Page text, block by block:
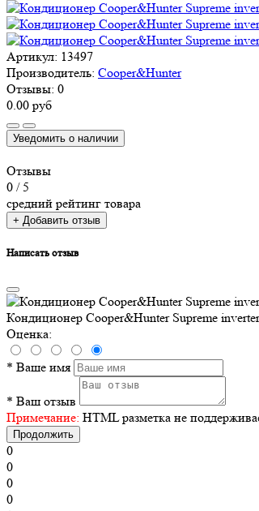
Артикул: 13497
Производитель: Cooper&Hunter
Отзывы: 0
0.00 руб
Уведомить о наличии
Отзывы
0 / 5
средний рейтинг товара
+ Добавить отзыв
Написать отзыв
Кондиционер Cooper&Hunter Supreme
Оценка:
* Ваше имя
* Ваш отзыв
Примечание: HTML разметка не
Продолжить
0
0
0
0